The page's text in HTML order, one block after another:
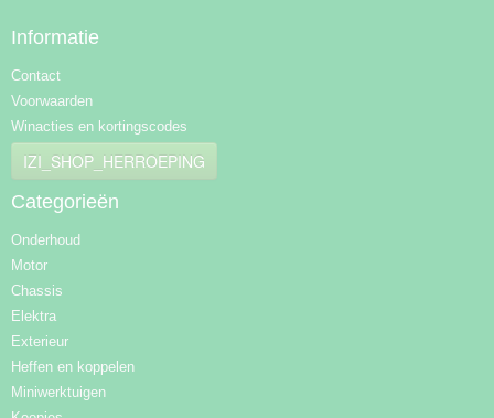
Informatie
Contact
Voorwaarden
Winacties en kortingscodes
IZI_SHOP_HERROEPING
Categorieën
Onderhoud
Motor
Chassis
Elektra
Exterieur
Heffen en koppelen
Miniwerktuigen